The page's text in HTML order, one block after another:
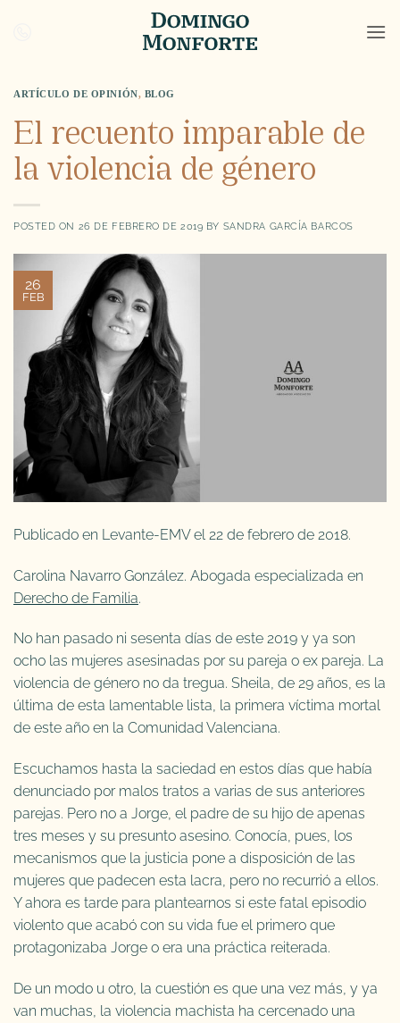
ARTÍCULO DE OPINIÓN, BLOG
El recuento imparable de
la violencia de género
POSTED ON 26 DE FEBRERO DE 2019 BY SANDRA GARCÍA BARCOS
26
FEB
Publicado en Levante-EMV el 22 de febrero de 2018.
Carolina Navarro González. Abogada especializada en
Derecho de Familia.
No han pasado ni sesenta días de este 2019 y ya son
ocho las mujeres asesinadas por su pareja o ex pareja. La
violencia de género no da tregua. Sheila, de 29 años, es la
última de esta lamentable lista, la primera víctima mortal
de este año en la Comunidad Valenciana.
Escuchamos hasta la saciedad en estos días que había
denunciado por malos tratos a varias de sus anteriores
parejas. Pero no a Jorge, el padre de su hijo de apenas
tres meses y su presunto asesino. Conocía, pues, los
mecanismos que la justicia pone a disposición de las
mujeres que padecen esta lacra, pero no recurrió a ellos.
Y ahora es tarde para plantearnos si este fatal episodio
violento que acabó con su vida fue el primero que
protagonizaba Jorge o era una práctica reiterada.
De un modo u otro, la cuestión es que una vez más, y ya
van muchas, la violencia machista ha cercenado una